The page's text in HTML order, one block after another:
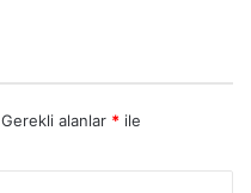
Gerekli alanlar * ile